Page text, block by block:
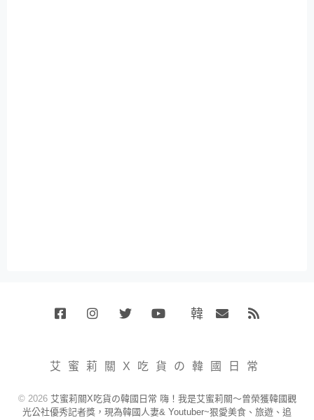
韓
小
賣
艾蜜莉關X吃貨の韓國日常
© 2026 艾蜜莉關X吃貨の韓國日常 嗨！我是艾蜜莉關～曾榮獲韓國觀
光公社優秀記者獎，現為韓國人妻& Youtuber~狠愛美食、旅遊、追